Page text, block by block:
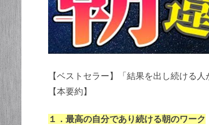
【ベストセラー】「結果を出し続ける
【本要約】
１．最高の自分であり続ける朝のワーク